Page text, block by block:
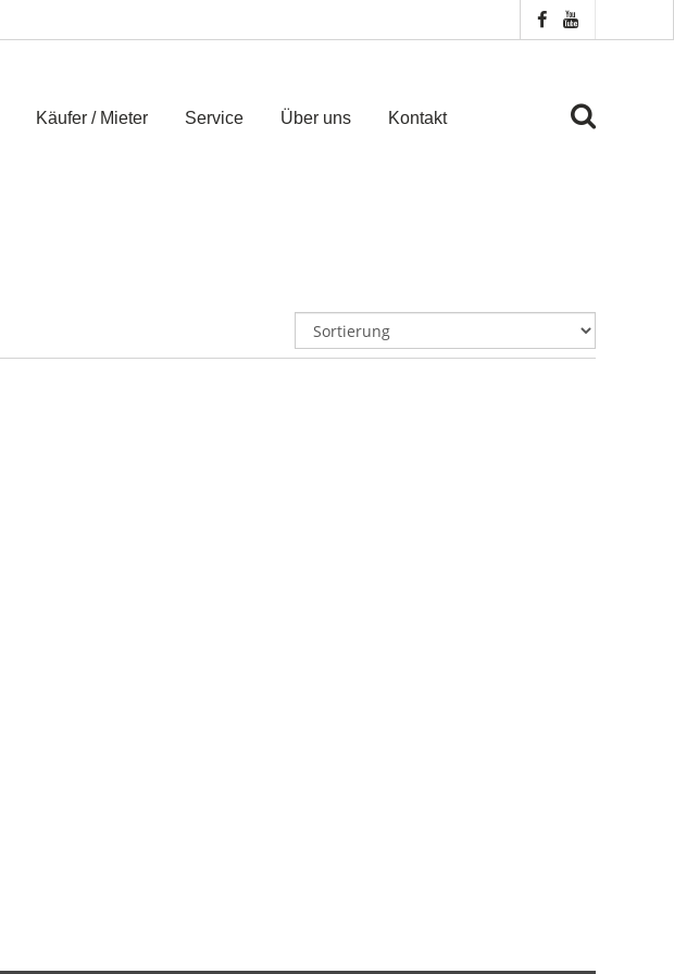
Käufer / Mieter Service Über uns Kontakt